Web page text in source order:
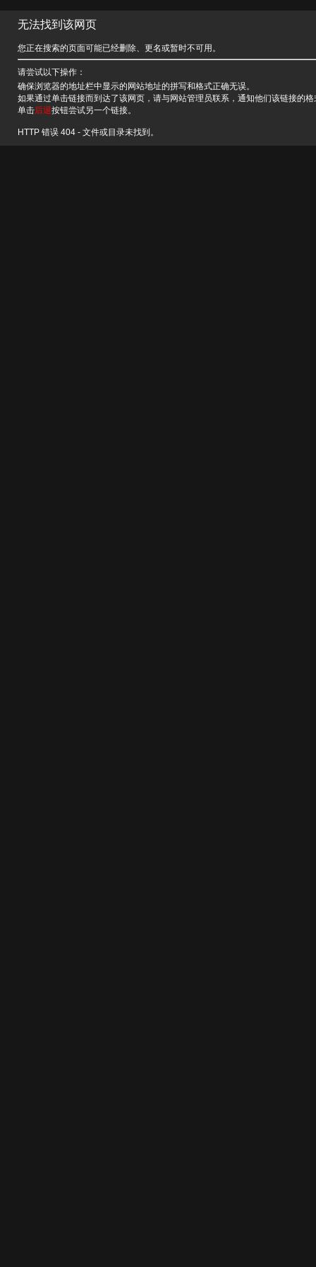
无法找到该网页
您正在搜索的页面可能已经删除、更名或暂时不可用。
请尝试以下操作：
确保浏览器的地址栏中显示的网站地址的拼写和格式正确无误。
如果通过单击链接而到达了该网页，请与网站管理员联系，通知他们该链接的
单击后退按钮尝试另一个链接。
HTTP 错误 404 - 文件或目录未找到。